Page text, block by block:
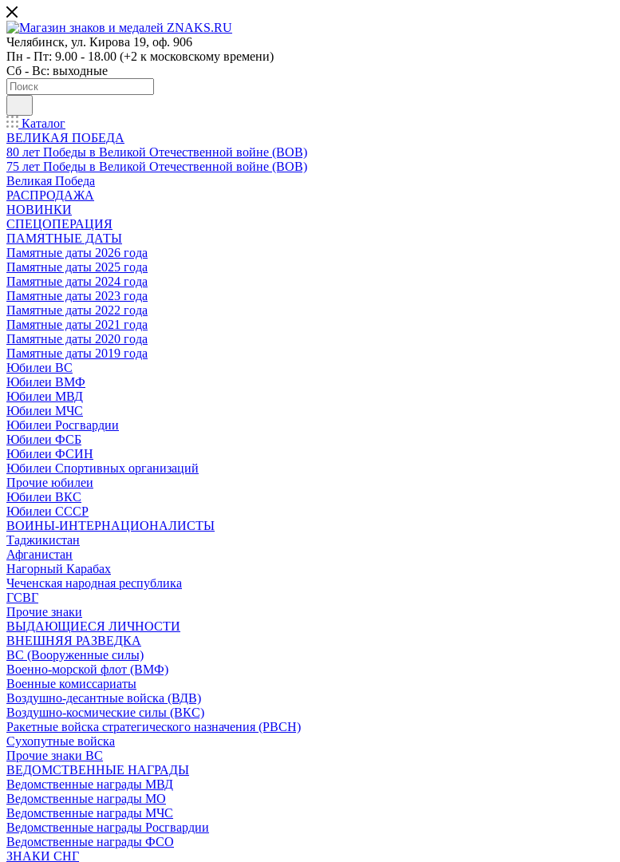
Челябинск, ул. Кирова 19, оф. 906
Пн - Пт: 9.00 - 18.00 (+2 к московскому времени)
Сб - Вс: выходные
Каталог
ВЕЛИКАЯ ПОБЕДА
80 лет Победы в Великой Отечественной войне (ВОВ)
75 лет Победы в Великой Отечественной войне (ВОВ)
Великая Победа
РАСПРОДАЖА
НОВИНКИ
СПЕЦОПЕРАЦИЯ
ПАМЯТНЫЕ ДАТЫ
Памятные даты 2026 года
Памятные даты 2025 года
Памятные даты 2024 года
Памятные даты 2023 года
Памятные даты 2022 года
Памятные даты 2021 года
Памятные даты 2020 года
Памятные даты 2019 года
Юбилеи ВС
Юбилеи ВМФ
Юбилеи МВД
Юбилеи МЧС
Юбилеи Росгвардии
Юбилеи ФСБ
Юбилеи ФСИН
Юбилеи Спортивных организаций
Прочие юбилеи
Юбилеи ВКС
Юбилеи СССР
ВОИНЫ-ИНТЕРНАЦИОНАЛИСТЫ
Таджикистан
Афганистан
Нагорный Карабах
Чеченская народная республика
ГСВГ
Прочие знаки
ВЫДАЮЩИЕСЯ ЛИЧНОСТИ
ВНЕШНЯЯ РАЗВЕДКА
ВС (Вооруженные силы)
Военно-морской флот (ВМФ)
Военные комиссариаты
Воздушно-десантные войска (ВДВ)
Воздушно-космические силы (ВКС)
Ракетные войска стратегического назначения (РВСН)
Сухопутные войска
Прочие знаки ВС
ВЕДОМСТВЕННЫЕ НАГРАДЫ
Ведомственные награды МВД
Ведомственные награды МО
Ведомственные награды МЧС
Ведомственные награды Росгвардии
Ведомственные награды ФСО
ЗНАКИ СНГ